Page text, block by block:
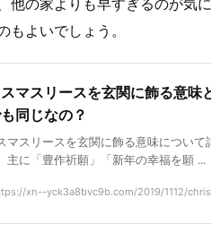
もよいでしょう。
マスリースを玄関に飾る意味
同じなの？
マスリースを玄関に飾る意味について
主に「豊作祈願」「新年の幸福を願 ...
xn--yck3a8bvc9b.com/2019/1112/